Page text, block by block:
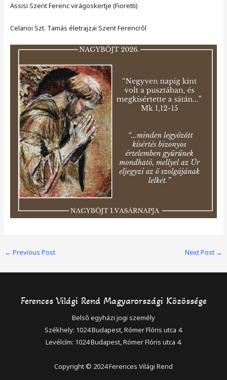
Assisi Szent Ferenc virágoskertje (Fioretti)
Celanoi Szt. Tamás életrajzai Szent Ferencről
Post
← Previous Post Next Post →
Ferences Világi Rend Magyarországi Közössége
Belső egyházi jogi személy
Székhely: 1024 Budapest, Rómer Flóris utca 4.
Levélcím: 1024 Budapest, Rómer Flóris utca 4.
Copyright © 2024 Ferences Világi Rend